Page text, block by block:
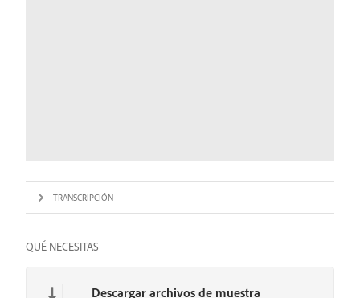
TRANSCRIPCIÓN
QUÉ NECESITAS
Descargar archivos de muestra